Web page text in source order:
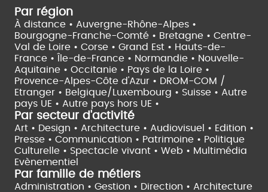
Par région
À distance • Auvergne-Rhône-Alpes •
Bourgogne-Franche-Comté • Bretagne • Centre-
Val de Loire • Corse • Grand Est • Hauts-de-
France •
Île-de-France • Normandie • Nouvelle-
Aquitaine • Occitanie • Pays de la Loire •
Provence-Alpes-Côte d'Azur • DROM-COM /
Etranger • Belgique/Luxembourg • Suisse • Autre
pays UE • Autre pays hors UE •
Par secteur d'activité
Art • Design • Architecture • Audiovisuel • Edition •
Presse • Communication • Patrimoine • Politique
Culturelle • Spectacle vivant • Web • Multimédia
Evènementiel
Par famille de métiers
Administration • Gestion • Direction • Architecture